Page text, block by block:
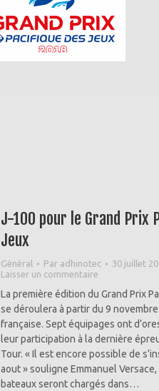
J-100 pour le Grand Prix
Jeux
Général Par adhinotec
30 juillet
Laisser un commentaire
La première édition du Grand Prix
se déroulera à partir du 9
française. Sept équipages ont
leur participation à la dernière
Tour. « Il est encore possible de
aout » souligne Emmanuel Versace,
bateaux seront chargés dans…